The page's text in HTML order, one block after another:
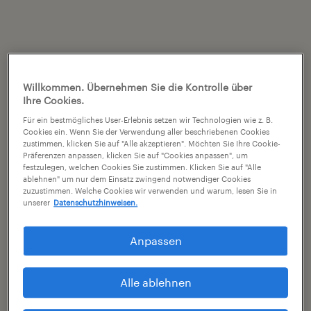
Willkommen. Übernehmen Sie die Kontrolle über
Ihre Cookies.
Für ein bestmögliches User-Erlebnis setzen wir Technologien wie z. B.
Cookies ein. Wenn Sie der Verwendung aller beschriebenen Cookies
zustimmen, klicken Sie auf "Alle akzeptieren". Möchten Sie Ihre Cookie-
Präferenzen anpassen, klicken Sie auf "Cookies anpassen", um
festzulegen, welchen Cookies Sie zustimmen. Klicken Sie auf "Alle
ablehnen" um nur dem Einsatz zwingend notwendiger Cookies
zuzustimmen. Welche Cookies wir verwenden und warum, lesen Sie in
unserer Datenschutzhinweisen.
Anpassen
Alle ablehnen